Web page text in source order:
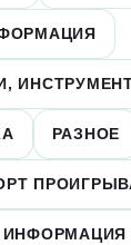
РАЗНОЕ
ИНФОРМАЦИЯ